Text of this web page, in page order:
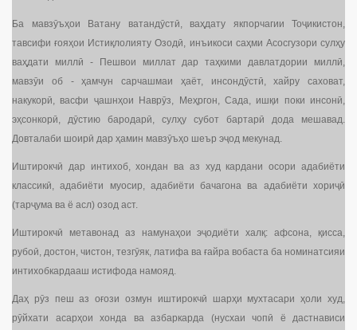
Ба мавзӯъҳои Ватану ватандӯстӣ, ваҳдату якпорчагии Тоҷикистон,
тавсифи ғояҳои Истиқлолияту Озодӣ, инъикоси саҳми Асосгузори сулҳу
ваҳдати миллӣ - Пешвои миллат дар таҳкими давлатдории миллӣ,
мавзӯи об - ҳамчун сарчашмаи ҳаёт, инсондӯстӣ, хайру саховат,
накукорӣ, васфи ҷашнҳои Наврӯз, Меҳргон, Сада, ишқи поки инсонӣ,
эҳсонкорӣ, дӯстию бародарӣ, сулҳу субот бартарӣ дода мешавад.
Довталаби шоирӣ дар ҳамин мавзӯъҳо шеър эҷод мекунад.
Иштирокчӣ дар интихоб, хондан ва аз худ кардани осори адабиёти
классикӣ, адабиёти муосир, адабиёти бачагона ва адабиёти хориҷӣ
(тарҷума ва ё асл) озод аст.
Иштирокчӣ метавонад аз намунаҳои эҷодиёти халқ: афсона, қисса,
рубоӣ, достон, чистон, тезгӯяк, латифа ва ғайра вобаста ба номинатсияи
интихобкардааш истифода намояд.
Даҳ рӯз пеш аз оғози озмун иштирокчӣ шарҳи мухтасари ҳоли худ,
рӯйхати асарҳои хонда ва азбаркарда (нусхаи чопӣ ё дастнависи